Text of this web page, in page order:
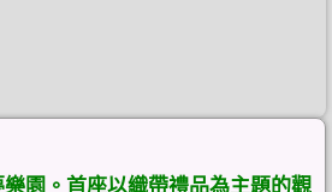
樂園。首座以織帶禮品為主題的觀